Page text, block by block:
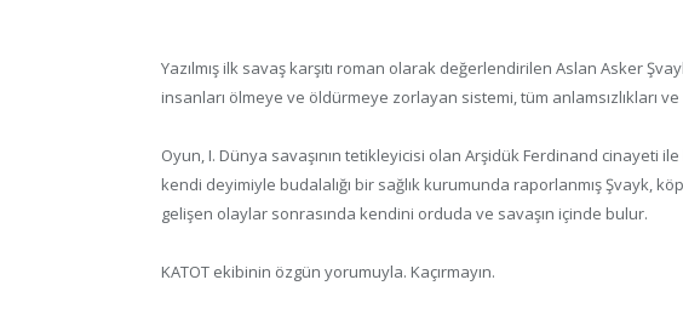
Yazılmış ilk savaş karşıtı roman olarak değerlendirilen Aslan Asker
insanları ölmeye ve öldürmeye zorlayan sistemi, tüm anlamsızlıkları
Oyun, I. Dünya savaşının tetikleyicisi olan Arşidük Ferdinand cinayeti
kendi deyimiyle budalalığı bir sağlık kurumunda raporlanmış Şvayk,
gelişen olaylar sonrasında kendini orduda ve savaşın içinde bulur.
KATOT ekibinin özgün yorumuyla. Kaçırmayın.